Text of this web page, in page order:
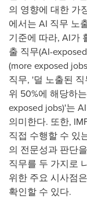
의 영향에 대한 가
에서는 AI 직무 노
기준에 따라, AI가
출 직무(AI-
(more exposed
직무, '덜 노출된
위 50%에 해당하
exposed jobs)'는
의미한다. 또한,
직접 수행할 수 있
의 전문성과 판단
직무를 두 가지로
위한 주요 시사점은
확인할 수 있다.